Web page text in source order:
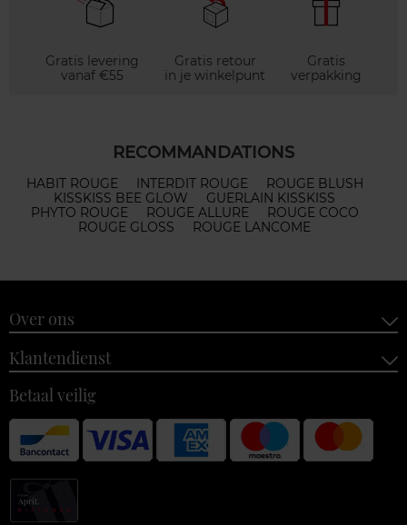
Gratis levering
vanaf €55
Gratis retour
in je winkelpunt
Gratis
verpakking
RECOMMANDATIONS
HABIT ROUGE INTERDIT ROUGE
ROUGE BLUSH
KISSKISS BEE GLOW
GUERLAIN KISSKISS
PHYTO ROUGE
ROUGE ALLURE
ROUGE COCO
ROUGE GLOSS
ROUGE LANCOME
Over ons
Klantendienst
Betaal veilig